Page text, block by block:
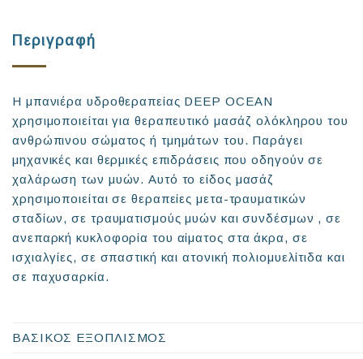
Περιγραφή
H μπανιέρα υδροθεραπείας DEEP OCEAN
χρησιμοποιείται για θεραπευτικό μασάζ ολόκληρου του
ανθρώπινου σώματος ή τμημάτων του. Παράγει
μηχανικές και θερμικές επιδράσεις που οδηγούν σε
χαλάρωση των μυών. Αυτό το είδος μασάζ
χρησιμοποιείται σε θεραπείες μετα-τραυματικών
σταδίων, σε τραυματισμούς μυών και συνδέσμων , σε
ανεπαρκή κυκλοφορία του αίματος στα άκρα, σε
ισχιαλγίες, σε σπαστική και ατονική πολιομυελίτιδα και
σε παχυσαρκία.
ΒΑΣΙΚΟΣ ΕΞΟΠΛΙΣΜΟΣ